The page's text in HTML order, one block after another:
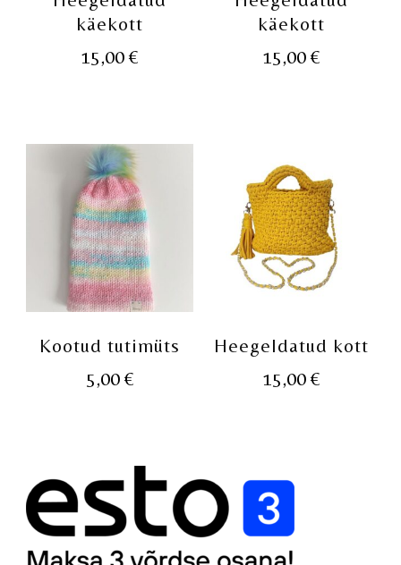
käekott
15,00€
käekott
15,00 €
Kootud tutimüts
5,00 €
Heegeldatud kott
15,00 €